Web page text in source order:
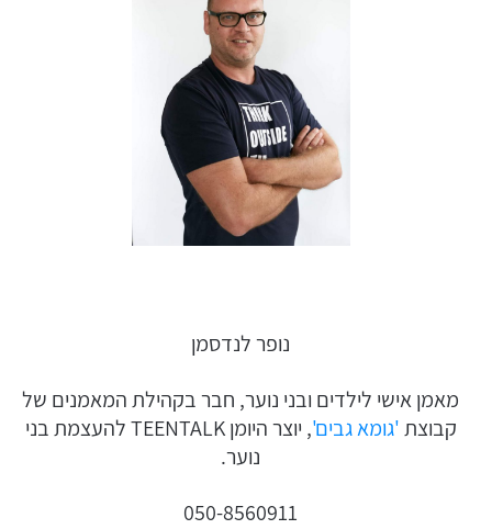
נופר לנדסמן
מאמן אישי לילדים ובני נוער, חבר בקהילת המאמנים של
קבוצת'גומא גבים'
, יוצר היומן TEENTALK להעצמת בני
נוער.
050-8560911